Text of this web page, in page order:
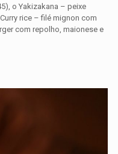
o Yakizakana – peixe
rice – filé mignon com
com repolho, maionese e